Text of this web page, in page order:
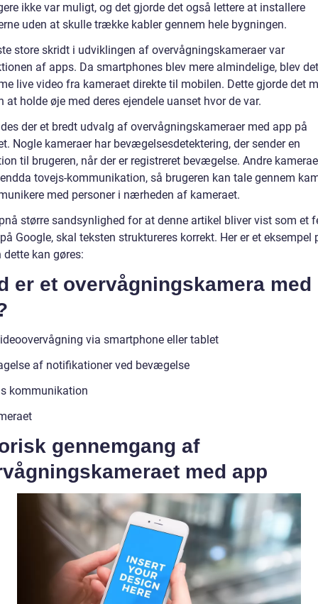
ikke var muligt, og det gjorde det også lettere at installere
uden at skulle trække kabler gennem hele bygningen.
store skridt i udviklingen af overvågningskameraer var
af apps. Da smartphones blev mere almindelige, blev
live video fra kameraet direkte til mobilen. Dette gjorde det
at holde øje med deres ejendele uanset hvor de var.
der et bredt udvalg af overvågningskameraer med app på
Nogle kameraer har bevægelsesdetektering, der sender en
til brugeren, når der er registreret bevægelse. Andre
tovejs-kommunikation, så brugeren kan tale gennem
med personer i nærheden af kameraet.
større sandsynlighed for at denne artikel bliver vist som et
Google, skal teksten struktureres korrekt. Her er et eksempel
dette kan gøres:
er et overvågningskamera med
via smartphone eller tablet
af notifikationer ved bevægelse
kommunikation
gennemgang af
med app